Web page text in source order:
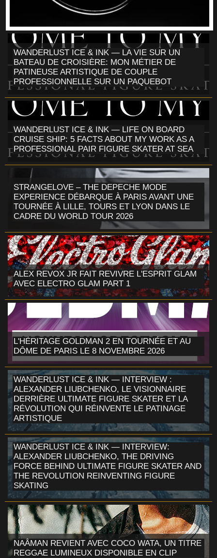
WANDERLUST ICE & INK — LA VIE SUR UN
BATEAU DE CROISIÈRE: MON MÉTIER DE
PATINEUSE ARTISTIQUE DE COUPLE
PROFESSIONNELLE SUR UN PAQUEBOT
WANDERLUST ICE & INK — LIFE ON BOARD
CRUISE SHIP: 5 FACTS ABOUT MY WORK AS A
PROFESSIONAL PAIR FIGURE SKATER AT SEA
STRANGELOVE – THE DEPECHE MODE
EXPERIENCE DÉBARQUE À PARIS AVANT UNE
TOURNÉE À LILLE, TOURS ET LYON DANS LE
CADRE DU WORLD TOUR 2026
ALEX REVOX JR FAIT REVIVRE L'ESPRIT GLAM
AVEC ELECTRO GLAM PART 1
L'HÉRITAGE GOLDMAN 2 EN TOURNÉE ET AU
DÔME DE PARIS LE 8 NOVEMBRE 2026
WANDERLUST ICE & INK — INTERVIEW :
ALEXANDER LIUBCHENKO, LE VISIONNAIRE
DERRIÈRE ULTIMATE FIGURE SKATER ET LA
RÉVOLUTION QUI RÉINVENTE LE PATINAGE
ARTISTIQUE
WANDERLUST ICE & INK — INTERVIEW:
ALEXANDER LIUBCHENKO, THE DRIVING
FORCE BEHIND ULTIMATE FIGURE SKATER AND
THE REVOLUTION REINVENTING FIGURE
SKATING
NAÂMAN REVIENT AVEC COCO WATA, UN TITRE
REGGAE LUMINEUX DISPONIBLE EN CLIP